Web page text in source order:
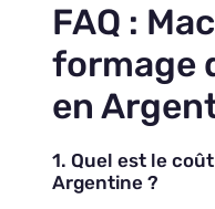
FAQ :
formage
en
1. Quel est le
Argentine ?